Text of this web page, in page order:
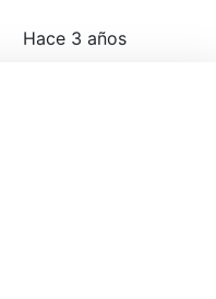
Hace 3 años